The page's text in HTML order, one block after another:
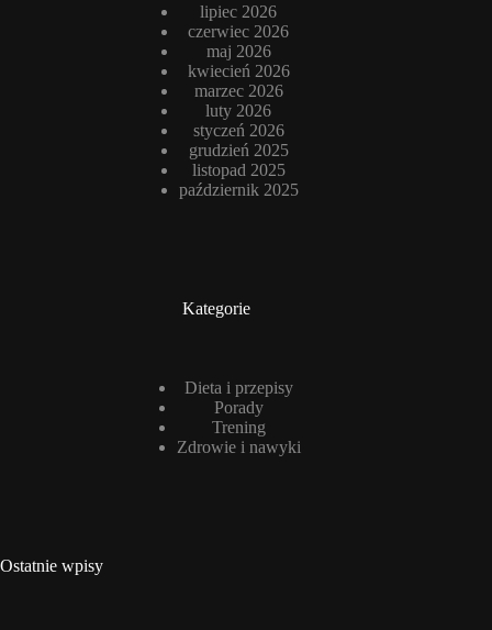
lipiec 2026
czerwiec 2026
maj 2026
kwiecień 2026
marzec 2026
luty 2026
styczeń 2026
grudzień 2025
listopad 2025
październik 2025
Kategorie
Dieta i przepisy
Porady
Trening
Zdrowie i nawyki
Ostatnie wpisy